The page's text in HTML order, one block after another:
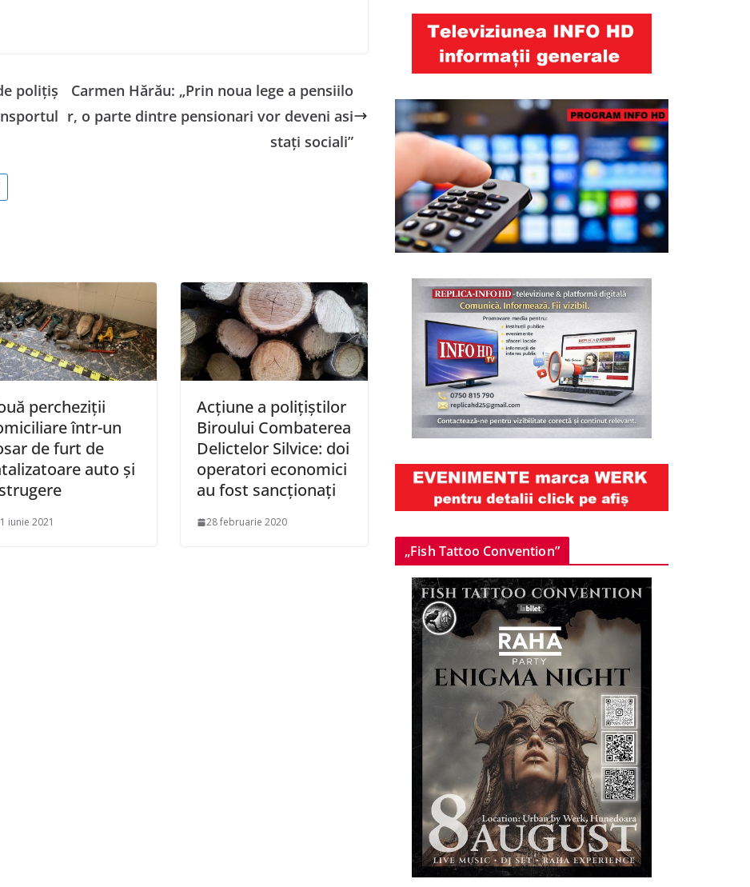
poliţiş
Carmen Hărău: „Prin noua lege a pensiilo
r, o parte dintre pensionari vor deveni asi
stați sociali”
percheziții
într-un
de furt de
auto și
iunie 2021
Acțiune a polițiștilor
Biroului Combaterea
Delictelor Silvice: doi
operatori economici
au fost sancționați
28 februarie 2020
„Fish Tattoo Convention”